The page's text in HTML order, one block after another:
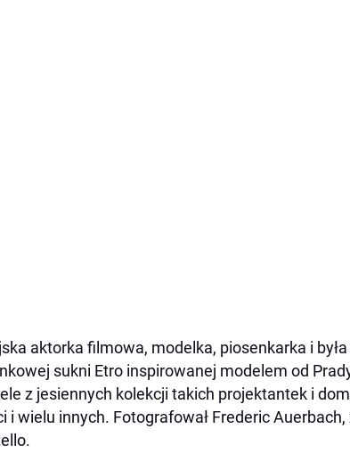
aktorka filmowa, modelka, piosenkarka i
sukni Etro inspirowanej modelem od
z jesiennych kolekcji takich projektantek i
i wielu innych. Fotografował Frederic